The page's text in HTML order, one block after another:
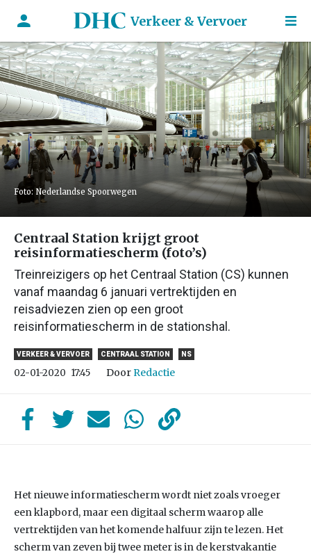
Verkeer & Vervoer
Foto: Nederlandse Spoorwegen
Centraal Station krijgt groot
reisinformatiescherm (foto’s)
Treinreizigers op het Centraal Station (CS) kunnen
vanaf maandag 6 januari vertrektijden en
reisadviezen zien op een groot
reisinformatiescherm in de stationshal.
VERKEER & VERVOER CENTRAAL STATION NS
02-01-2020 17:45 DoorRedactie
Het nieuwe informatiescherm wordt niet zoals vroeger
een klapbord, maar een digitaal scherm waarop alle
vertrektijden van het komende halfuur zijn te lezen. Het
scherm van zeven bij twee meter is in de kerstvakantie